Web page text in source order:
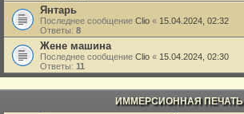
Янтарь
Последнее сообщение Clio « 15.04.2024, 02:32
Ответы: 8
Жене машина
Последнее сообщение Clio « 15.04.2024, 02:30
Ответы: 11
ИММЕРСИОННАЯ ПЕЧАТЬ